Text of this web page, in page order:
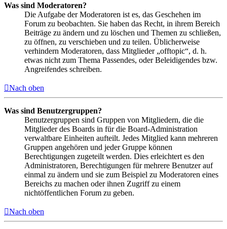
Was sind Moderatoren?
Die Aufgabe der Moderatoren ist es, das Geschehen im
Forum zu beobachten. Sie haben das Recht, in ihrem Bereich
Beiträge zu ändern und zu löschen und Themen zu schließen,
zu öffnen, zu verschieben und zu teilen. Üblicherweise
verhindern Moderatoren, dass Mitglieder „offtopic“, d. h.
etwas nicht zum Thema Passendes, oder Beleidigendes bzw.
Angreifendes schreiben.
Nach oben
Was sind Benutzergruppen?
Benutzergruppen sind Gruppen von Mitgliedern, die die
Mitglieder des Boards in für die Board-Administration
verwaltbare Einheiten aufteilt. Jedes Mitglied kann mehreren
Gruppen angehören und jeder Gruppe können
Berechtigungen zugeteilt werden. Dies erleichtert es den
Administratoren, Berechtigungen für mehrere Benutzer auf
einmal zu ändern und sie zum Beispiel zu Moderatoren eines
Bereichs zu machen oder ihnen Zugriff zu einem
nichtöffentlichen Forum zu geben.
Nach oben